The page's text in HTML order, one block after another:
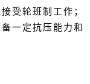
受轮班制工作；
一定抗压能力和